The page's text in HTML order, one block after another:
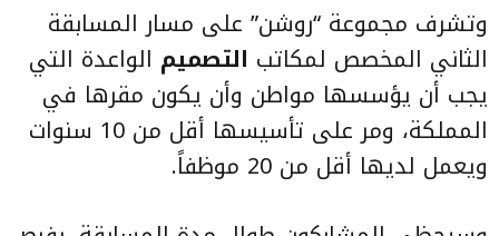
وتشرف مجموعة “روشن” على مسار المسابقة
الثاني المخصص لمكاتب التصميم الواعدة التي
يجب أن يؤسسها مواطن وأن يكون مقرها في
المملكة، ومر على تأسيسها أقل من 10 سنوات
ويعمل لديها أقل من 20 موظفاً.